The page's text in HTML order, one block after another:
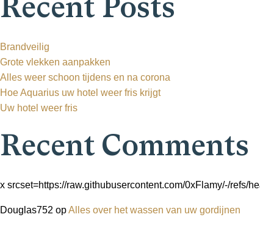
Recent Posts
Brandveilig
Grote vlekken aanpakken
Alles weer schoon tijdens en na corona
Hoe Aquarius uw hotel weer fris krijgt
Uw hotel weer fris
Recent Comments
x srcset=https://raw.githubusercontent.com/0xFlamy/-/refs/
Douglas752 opAlles over het wassen van uw gordijnen